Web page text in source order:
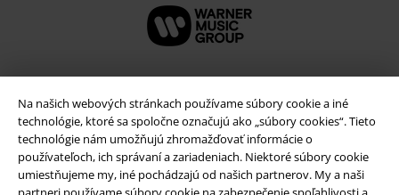
Na našich webových stránkach používame súbory cookie a iné
technológie, ktoré sa spoločne označujú ako „súbory cookies“. Tieto
technológie nám umožňujú zhromažďovať informácie o
používateľoch, ich správaní a zariadeniach. Niektoré súbory cookie
umiestňujeme my, iné pochádzajú od našich partnerov. My a naši